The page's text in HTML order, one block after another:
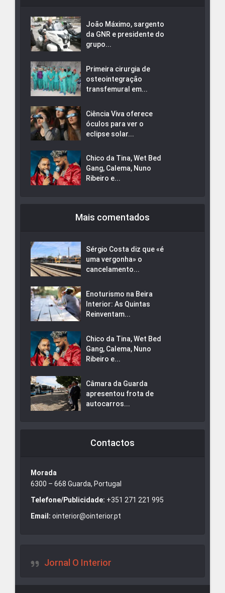
João Máximo, sargento
da GNR e presidente do
grupo...
Primeira cirurgia de
osteointegração
transfemural em...
Ciência Viva oferece
óculos para ver o
eclipse solar...
Chico da Tina, Wet Bed
Gang, Calema, Nuno
Ribeiro e...
Mais comentados
Sérgio Costa diz que «é
uma vergonha» o
cancelamento...
Enoturismo na Beira
Interior: As Quintas
Reinventam...
Chico da Tina, Wet Bed
Gang, Calema, Nuno
Ribeiro e...
Câmara da Guarda
apresentou frota de
autocarros...
Contactos
Morada
6300 – 668 Guarda, Portugal
Telefone/Publicidade: +351 271 221 995
Email: ointerior@ointerior.pt
Jornal O Interior